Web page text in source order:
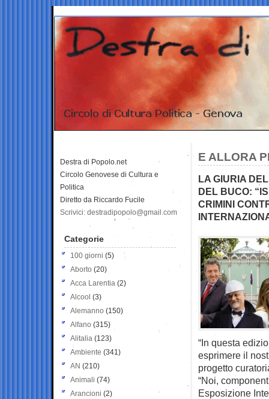
E ALLORA
LA GIURIA
DEL BUCO:
CRIMINI
“In questa
esprimere il
progetto
“Noi,
Esposizione
Destra di Popolo.net
Circolo Genovese di Cultura e
Politica
Diretto da Riccardo Fucile
Scrivici: destradipopolo@gmail.com
Categorie
100 giorni (5)
Aborto (20)
Acca Larentia (2)
Alcool (3)
Alemanno (150)
Alfano (315)
Alitalia (123)
Ambiente (341)
AN (210)
Animali (74)
Arancioni (2)